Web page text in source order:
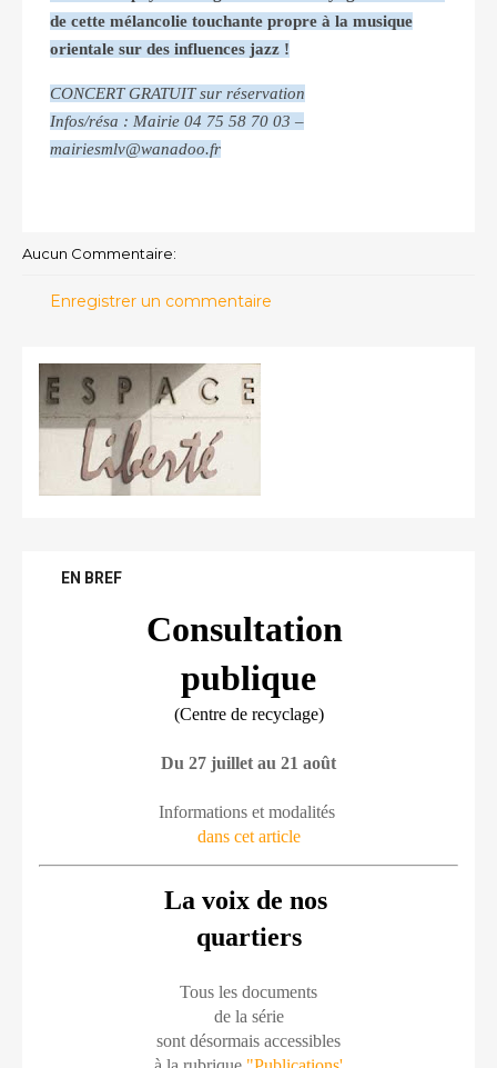
de cette mélancolie touchante propre à la musique
orientale sur des influences jazz !
CONCERT GRATUIT sur réservation
Infos/résa : Mairie 04 75 58 70 03 –
mairiesmlv@wanadoo.fr
Aucun Commentaire:
Enregistrer un commentaire
EN BREF
Consultation
publique
(Centre de recyclage)
Du 27 juillet au 21 août
Informations et modalités
dans cet article
La voix de nos
quartiers
Tous les documents
de la série
sont désormais accessibles